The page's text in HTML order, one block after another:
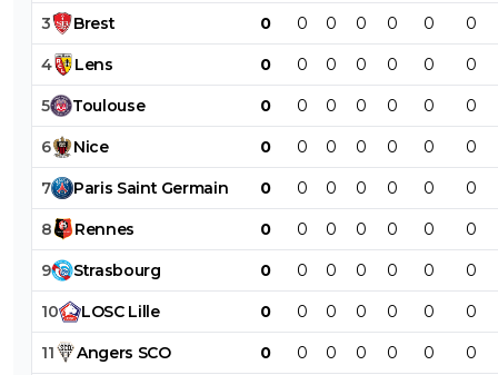
3 Brest 0 0 0 0 0 0 0
4 Lens 0 0 0 0 0 0 0
5 Toulouse 0 0 0 0 0 0 0
6 Nice 0 0 0 0 0 0 0
7 Paris Saint Germain 0 0 0 0 0 0 0
8 Rennes 0 0 0 0 0 0 0
9 Strasbourg 0 0 0 0 0 0 0
10 LOSC Lille 0 0 0 0 0 0 0
11 Angers SCO 0 0 0 0 0 0 0